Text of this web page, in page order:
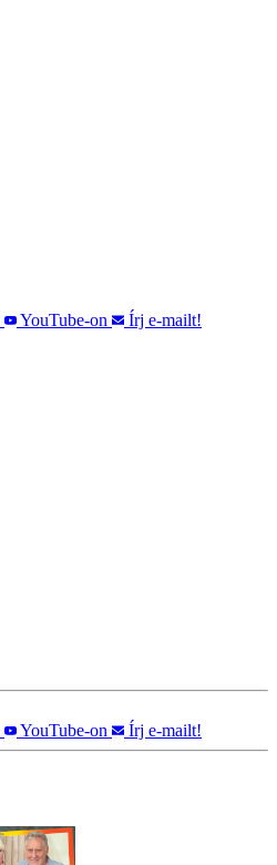
YouTube-on
Írj e-mailt!
YouTube-on Írj e-mailt!